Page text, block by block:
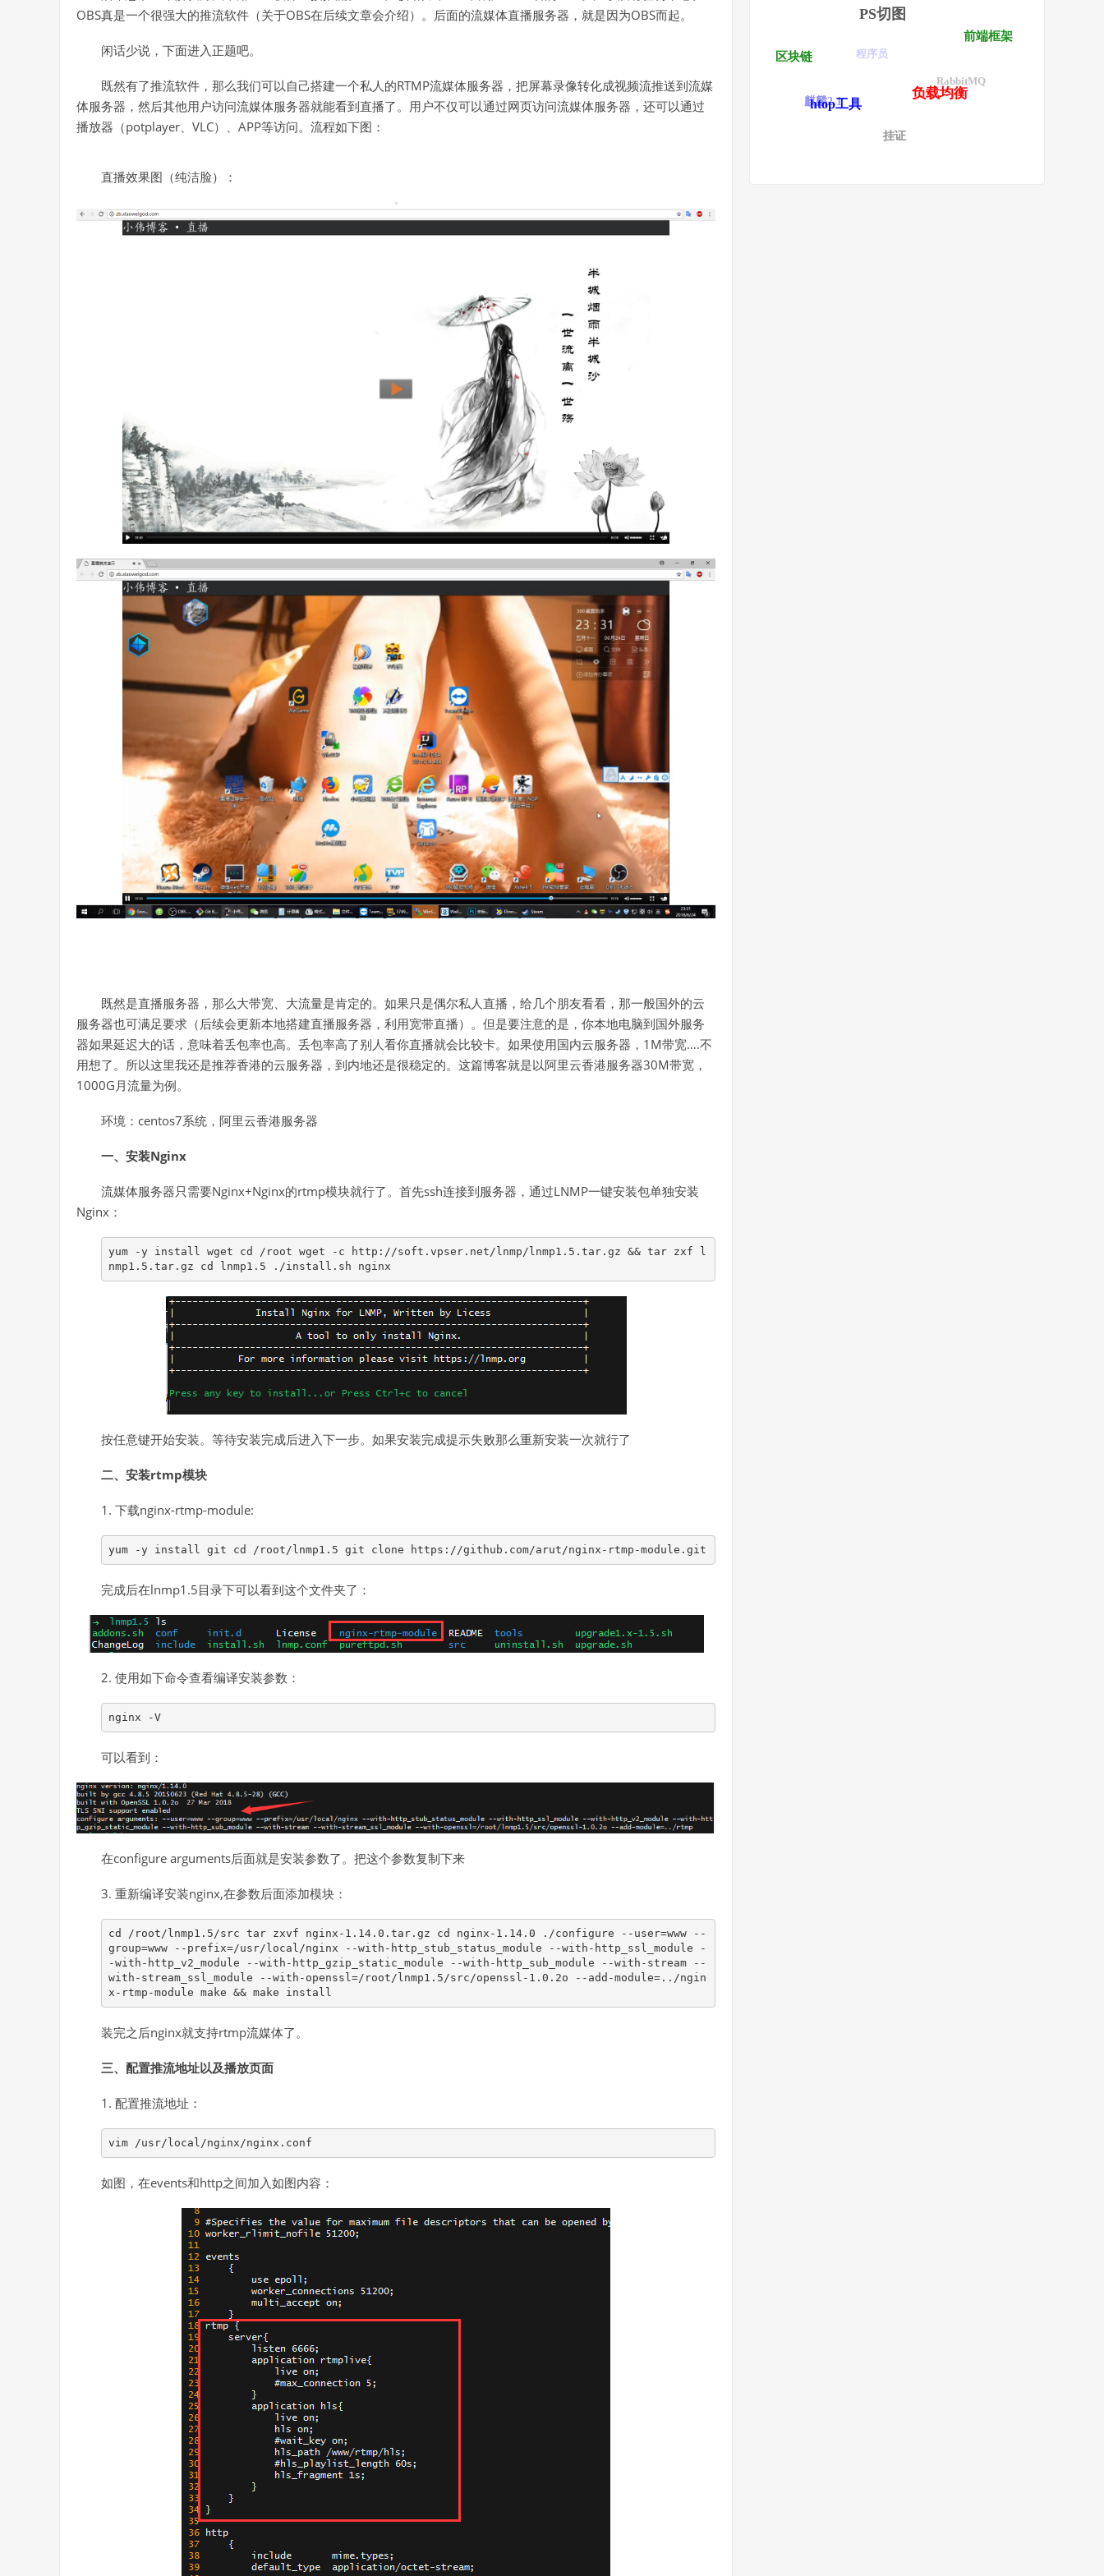
OBS真是一个很强大的推流软件（关于OBS在后续文章会介绍）。后面的流媒体直播服务器，就是因为OBS而起。
闲话少说，下面进入正题吧。
既然有了推流软件，那么我们可以自己搭建一个私人的RTMP流媒体服务器，把屏幕录像转化成视频流推送到流媒
体服务器，然后其他用户访问流媒体服务器就能看到直播了。用户不仅可以通过网页访问流媒体服务器，还可以通过
播放器（potplayer、VLC）、APP等访问。流程如下图：
直播效果图（纯洁脸）：
既然是直播服务器，那么大带宽、大流量是肯定的。如果只是偶尔私人直播，给几个朋友看看，那一般国外的云
服务器也可满足要求（后续会更新本地搭建直播服务器，利用宽带直播）。但是要注意的是，你本地电脑到国外服务
器如果延迟大的话，意味着丢包率也高。丢包率高了别人看你直播就会比较卡。如果使用国内云服务器，1M带宽….不
用想了。所以这里我还是推荐香港的云服务器，到内地还是很稳定的。这篇博客就是以阿里云香港服务器30M带宽，
1000G月流量为例。
环境：centos7系统，阿里云香港服务器
一、安装Nginx
流媒体服务器只需要Nginx+Nginx的rtmp模块就行了。首先ssh连接到服务器，通过LNMP一键安装包单独安装
Nginx：
yum -y install wget cd /root wget -c http://soft.vpser.net/lnmp/lnmp1.5.tar.gz && tar zxf l
nmp1.5.tar.gz cd lnmp1.5 ./install.sh nginx
按任意键开始安装。等待安装完成后进入下一步。如果安装完成提示失败那么重新安装一次就行了
二、安装rtmp模块
1. 下载nginx-rtmp-module:
yum -y install git cd /root/lnmp1.5 git clone https://github.com/arut/nginx-rtmp-module.git
完成后在lnmp1.5目录下可以看到这个文件夹了：
2. 使用如下命令查看编译安装参数：
nginx -V
可以看到：
在configure arguments后面就是安装参数了。把这个参数复制下来
3. 重新编译安装nginx,在参数后面添加模块：
cd /root/lnmp1.5/src tar zxvf nginx-1.14.0.tar.gz cd nginx-1.14.0 ./configure --user=www --
group=www --prefix=/usr/local/nginx --with-http_stub_status_module --with-http_ssl_module -
-with-http_v2_module --with-http_gzip_static_module --with-http_sub_module --with-stream --
with-stream_ssl_module --with-openssl=/root/lnmp1.5/src/openssl-1.0.2o --add-module=../ngin
x-rtmp-module make && make install
装完之后nginx就支持rtmp流媒体了。
三、配置推流地址以及播放页面
1. 配置推流地址：
vim /usr/local/nginx/nginx.conf
如图，在events和http之间加入如图内容：
PS切图
麒麟2.1
区块链
挂证
htop工具
前端框架
RabbitMQ
负载均衡
程序员